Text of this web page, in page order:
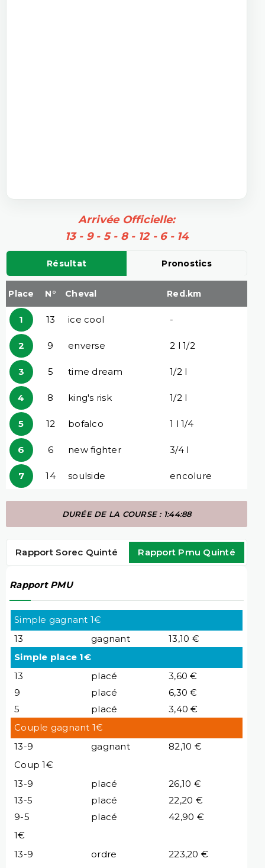
Arrivée Officielle:
13 - 9 - 5 - 8 - 12 - 6 - 14
Résultat Pronostics
Place N° Cheval Red.km
1 13 ice cool -
2 9 enverse 2 l 1/2
3 5 time dream 1/2 l
4 8 king's risk 1/2 l
5 12 bofalco 1 l 1/4
6 6 new fighter 3/4 l
7 14 soulside encolure
DURÉE DE LA COURSE : 1:44:88
Rapport Sorec Quinté Rapport Pmu Quinté
Rapport PMU
Simple gagnant 1€
13
gagnant
13,10 €
Simple place 1€
13
placé
3,60 €
9
placé
6,30 €
5
placé
3,40 €
Couple gagnant 1€
13-9
gagnant
82,10 €
Coup 1€
13-9
placé
26,10 €
13-5
placé
22,20 €
9-5
placé
42,90 €
1€
13-9
ordre
223,20 €